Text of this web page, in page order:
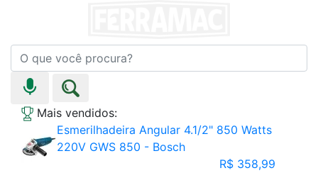
Mais vendidos:
Esmerilhadeira Angular 4.1/2" 850 Watts
220V GWS 850 - Bosch
R$ 358,99